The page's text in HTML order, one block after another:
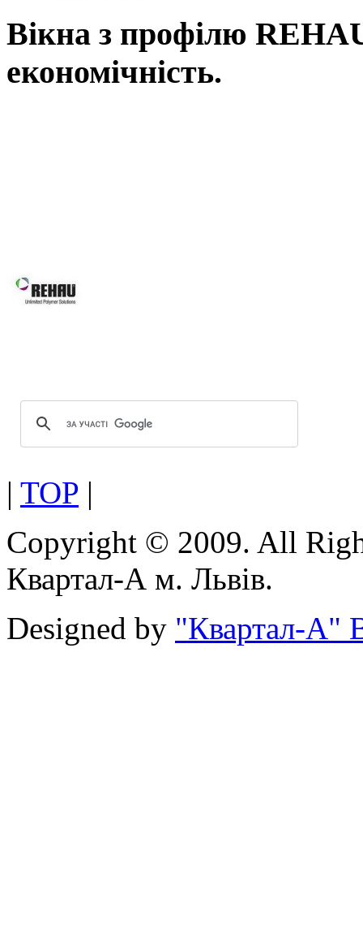
Вікна з профілю
економічність.
| TOP |
Copyright © 2009. All
Квартал-А м. Львів.
Designed by "Квартал-А"